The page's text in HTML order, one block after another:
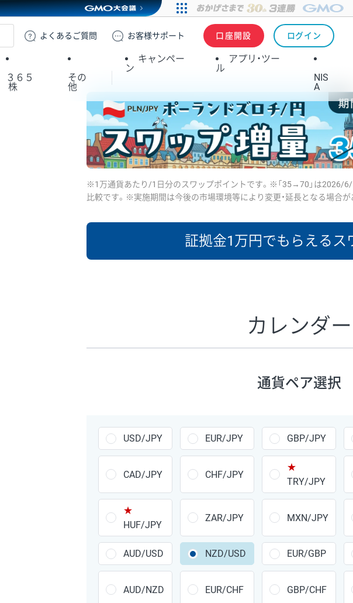
GMOクリック証券
よくある ご質問 お客様サポート 口座開設 ログイン
３６５
株
その
他
キャンペー
ン
アプリ・ツー
ル
NIS
A
※1万通貨あたり/1日分のスワップポイントです。※「35→70」は2026/6/
比較です。※実施期間は今後の市場環境等により変更・延長となる場合が
証拠金1万円でもらえるス
あたりの
ポイント
GBP/JPY 170円
AUD/JPY 106円
NZD/JPY 28円
CAD/JPY 38円
CHF/JPY 34円
カレンダー
通貨ペア選択
USD/JPY EUR/JPY GBP/JPY
CAD/JPY CHF/JPY
★
TRY/JPY
★
HUF/JPY
ZAR/JPY MXN/JPY
AUD/USD NZD/USD EUR/GBP
AUD/NZD EUR/CHF GBP/CHF